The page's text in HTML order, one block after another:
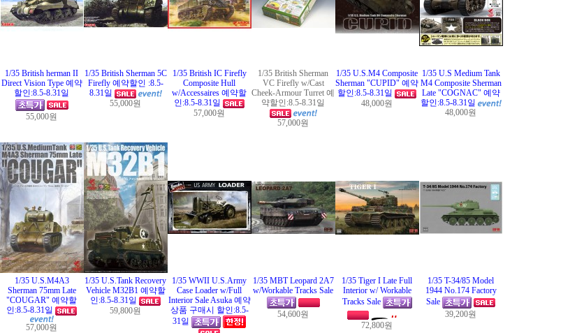
1/35 British herman II
Direct Vision Type 예약
할인:8.5-8.31일
55,000원
1/35 British Sherman 5C
Firefly 예약할인 :8.5-
8.31일
55,000원
1/35 British IC Firefly
Composite Hull
w/Accessaires 예약할
인:8.5-8.31일
57,000원
1/35 British Sherman
VC Firefly w/Cast
Cheek-Armour Turret 예
약할인:8.5-8.31일
57,000원
1/35 U.S.M4 Composite
Sherman "CUPID" 예약
할인:8.5-8.31일
48,000원
1/35 U.S Medium Tank
M4 Composite Sherman
Late "COGNAC" 예약
할인:8.5-8.31일
48,000원
1/35 U.S.M4A3
Sherman 75mm Late
"COUGAR" 예약할
인:8.5-8.31일
57,000원
1/35 U.S.Tank Recovery
Vehicle M32B1 예약할
인:8.5-8.31일
59,800원
1/35 WWII U.S.Army
Case Loader w/Full
Interior Sale Asuka 예약
상품 구매시 할인:8.5-
31일
1/35 MBT Leopard 2A7
w/Workable Tracks Sale
54,600원
1/35 Tiger I Late Full
Interior w/ Workable
Tracks Sale
72,800원
1/35 T-34/85 Model
1944 No.174 Factory
Sale
39,200원